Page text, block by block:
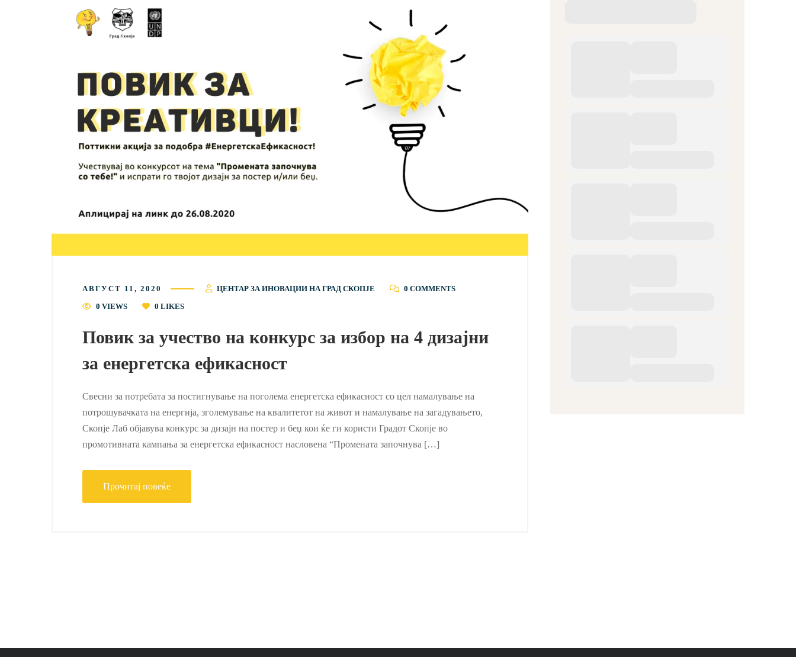
АВГУСТ 11, 2020 ЦЕНТАР ЗА ИНОВАЦИИ НА ГРАД СКОПЈЕ
0 COMMENTS
0 VIEWS
0 LIKES
Повик за учество на конкурс за избор на 4 дизајни
за енергетска ефикасност
Свесни за потребата за постигнување на поголема енергетска ефикасност со цел намалување на
потрошувачката на енергија, зголемување на квалитетот на живот и намалување на загадувaњето,
Скопје Лаб објавува конкурс за дизајн на постер и беџ кои ќе ги користи Градот Скопје во
промотивната кампања за енергетска ефикасност насловена “Промената започнува […]
Прочитај повеќе